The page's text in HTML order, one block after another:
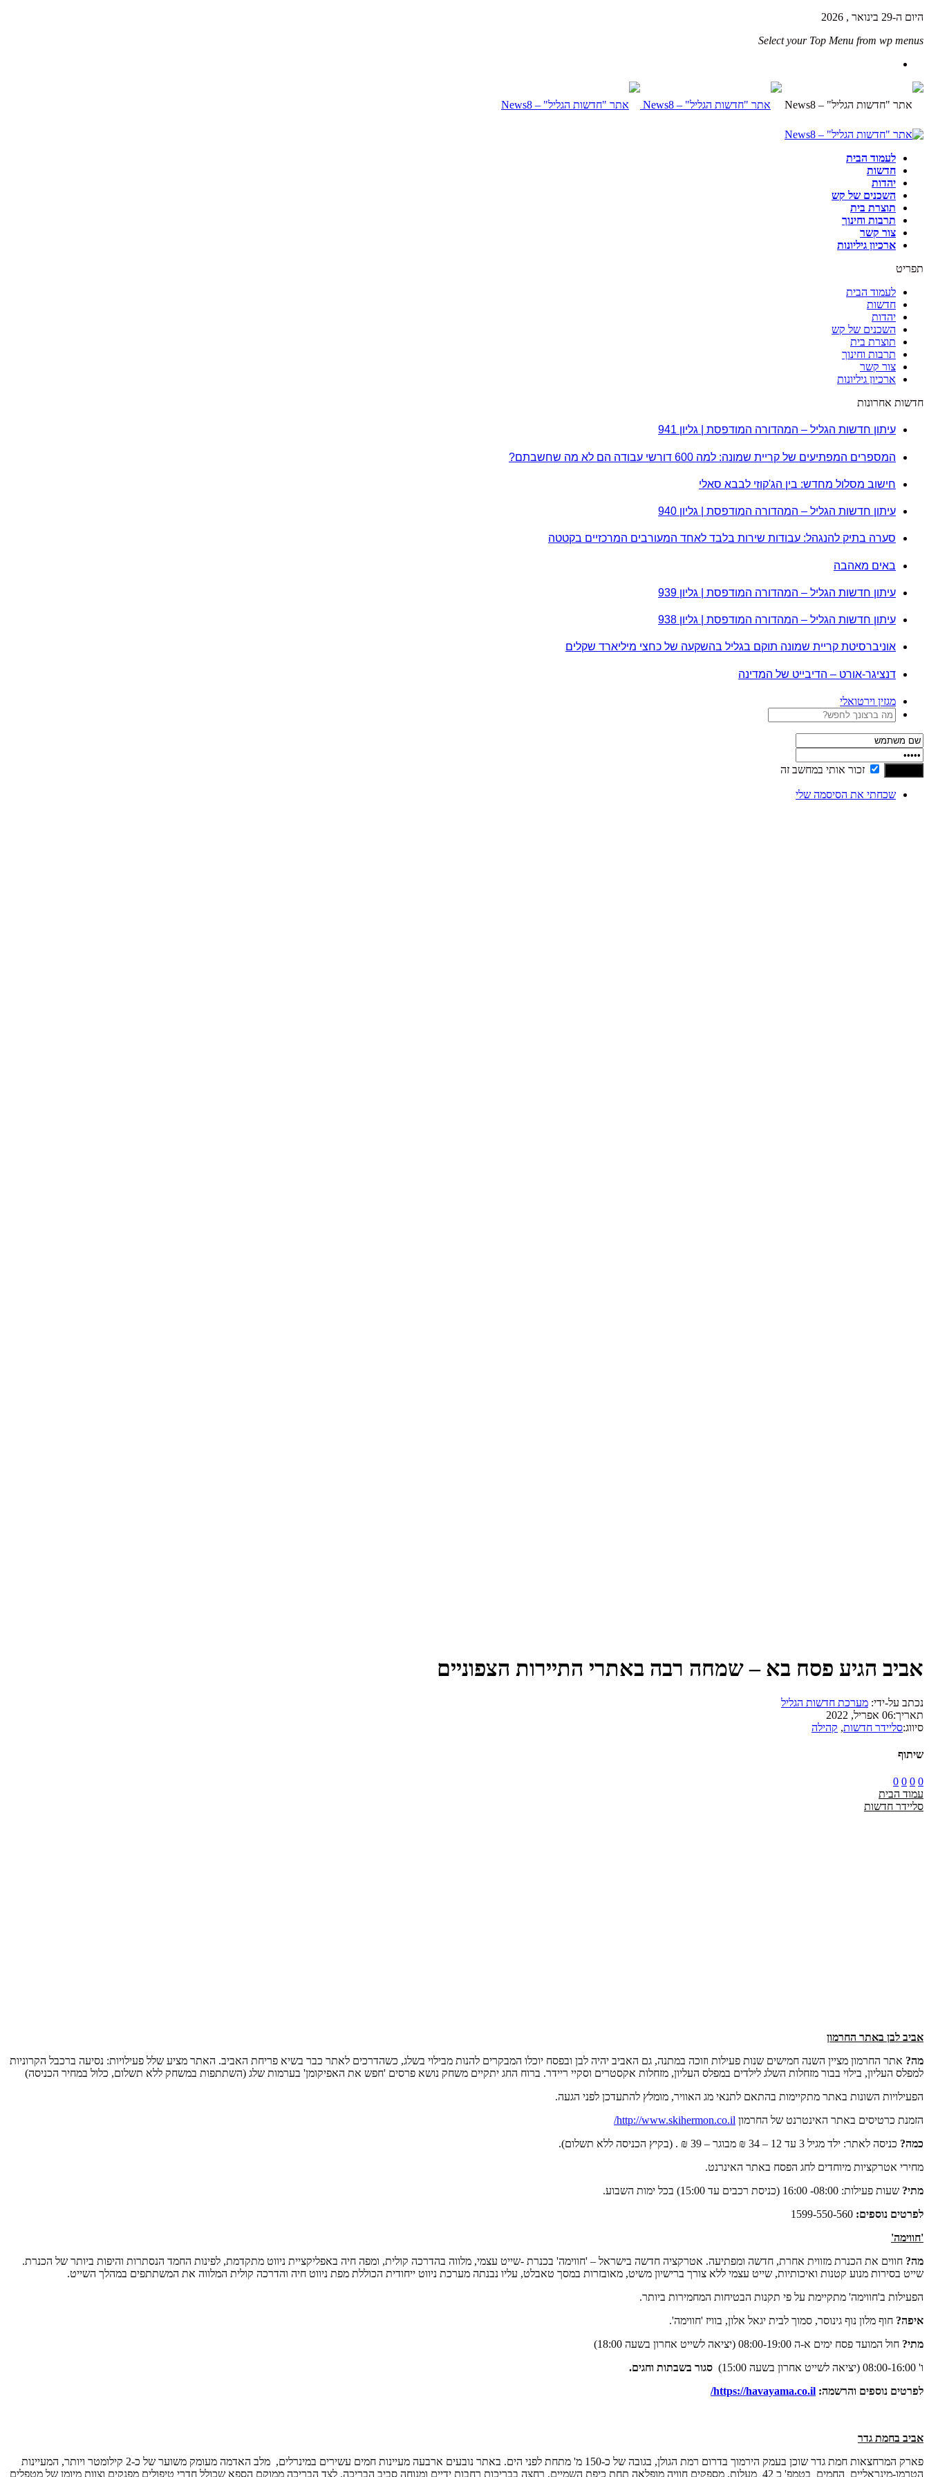
היום ה-29 בינואר , 2026
Select your Top Menu from wp menus
לעמוד הבית
חדשות
יהדות
השכנים של קש
תוצרת בית
תרבות וחינוך
צור קשר
ארכיון גיליונות
תפריט
לעמוד הבית
חדשות
יהדות
השכנים של קש
תוצרת בית
תרבות וחינוך
צור קשר
ארכיון גיליונות
חדשות אחרונות
עיתון חדשות הגליל – המהדורה המודפסת | גליון 941
המספרים המפתיעים של קריית שמונה: למה 600 דורשי עבודה הם לא מה שחשבתם?
חישוב מסלול מחדש: בין הג'קוזי לבבא סאלי
עיתון חדשות הגליל – המהדורה המודפסת | גליון 940
סערה בתיק להנגהל: עבודות שירות בלבד לאחד המעורבים המרכזיים בקטטה
באים מאהבה
עיתון חדשות הגליל – המהדורה המודפסת | גליון 939
עיתון חדשות הגליל – המהדורה המודפסת | גליון 938
אוניברסיטת קריית שמונה תוקם בגליל בהשקעה של כחצי מיליארד שקלים
דנציגר-אורט – הדיבייט של המדינה
מגזין וירטואלי
זכור אותי במחשב זה
שכחתי את הסיסמה שלי
אביב הגיע פסח בא – שמחה רבה באתרי התיירות הצפוניים
נכתב על-ידי: מערכת חדשות הגליל
תאריך:06 אפריל, 2022
סיווג:סליידר חדשות, קהילה
שיתוף
0
0
0
0
עמוד הבית
סליידר חדשות
אביב לבן באתר החרמון
מה? אתר החרמון מציין השנה חמישים שנות פעילות וזוכה במתנה, גם האביב יהיה לבן ובפסח יוכלו המבקרים להנות מבילוי בשלג, כשהדרכים לאתר כבר בשיא פריחת האביב. האתר מציע שלל פעילויות: נסיעה ברכבל הקרוניות
למפלס העליון, בילוי בבור מזחלות השלג לילדים במפלס העליון, מזחלות אקסטרים וסקיי ריידר. ברוח החג יתקיים משחק נושא פרסים 'חפש את האפיקומן' בערמות שלג (השתתפות במשחק ללא תשלום, כלול במחיר הכניסה)
הפעילויות השונות באתר מתקיימות בהתאם לתנאי מג האוויר, מומלץ להתעדכן לפני הגעה.
הזמנת כרטיסים באתר האינטרנט של החרמון http://www.skihermon.co.il/
כמה? כניסה לאתר: ילד מגיל 3 עד 12 – 34 ₪ מבוגר – 39 ₪ . (בקיץ הכניסה ללא תשלום).
מחירי אטרקציות מיוחדים לחג הפסח באתר האינרנט.
מתי? שעות פעילות: 08:00- 16:00 (כניסת רכבים עד 15:00) בכל ימות השבוע.
לפרטים נוספים:
'חווימה'
מה? חווים את הכנרת מזווית אחרת, חדשה ומפתיעה. אטרקציה חדשה בישראל – 'חווימה' בכנרת -שייט עצמי, מלווה בהדרכה קולית, ומפה חיה באפליקציית ניווט מתקדמת, לפינות החמד הנסתרות והיפות ביותר של הכנרת.
שייט בסירות מנוע קטנות ואיכותיות, שייט עצמי ללא צורך ברישיון משיט, מאובזרות במסך טאבלט, עליו נבנתה מערכת ניווט ייחודית הכוללת מפת ניווט חיה והדרכה קולית המלווה את המשתתפים במהלך השייט.
הפעילות ב'חווימה' מתקיימת על פי תקנות הבטיחות המחמירות ביותר.
איפה? חוף מלון נוף גינוסר, סמוך לבית יגאל אלון, בוויז 'חווימה'.
מתי? חול המועד פסח ימים א-ה 08:00-19:00 (יציאה לשייט אחרון בשעה 18:00)
ו' 08:00-16:00 (יציאה לשייט אחרון בשעה 15:00)
סגור בשבתות וחגים.
לפרטים נוספים והרשמה: https://havayama.co.il
/
אביב בחמת גדר
פארק המרחצאות חמת גדר שוכן בעמק הירמוך בדרום רמת הגולן, בגובה של כ-150 מ' מתחת לפני הים. באתר נובעים ארבעה מעיינות חמים עשירים במינרלים, מלב האדמה מעומק משוער של כ-2 קילומטר ויותר, המעיינות
הטרמו-מינראליים החמים בטמפ' כ 42 מעלות, מספקים חוויה מופלאה תחת כיפת השמיים, רחצה בבריכות רחבות ידיים ומנוחה סביב הבריכה. לצד הבריכה ממוקם הספא שכולל חדרי טיפולים מפנקים וצוות מיומן של מטפלים